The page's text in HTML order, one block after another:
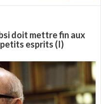
doit mettre fin aux
esprits (I)